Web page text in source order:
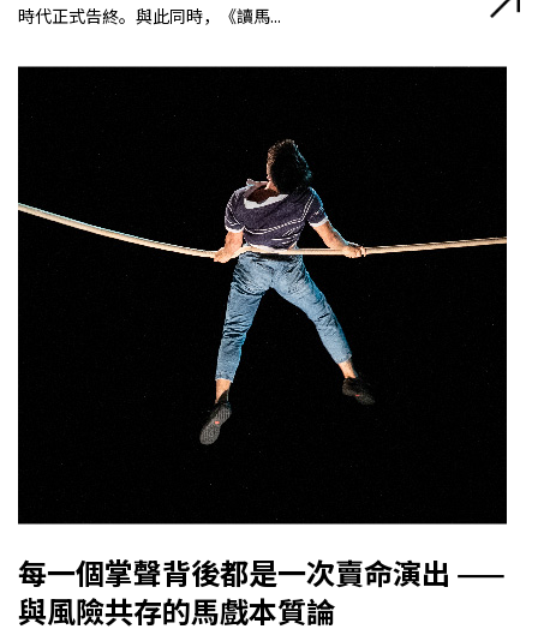
時代正式告終。與此同時，《讀馬...
每一個掌聲背後都是一次賣命演出 ——
與風險共存的馬戲本質論